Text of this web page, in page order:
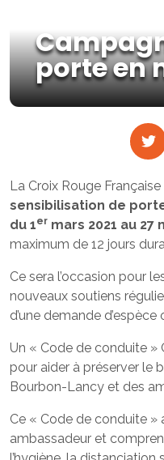
porte en
La Croix Rouge
sensibilisation de
du 1er mars 2021 au 27
maximum de 12 jours
Ce sera l’occasion pour
nouveaux soutiens
d’une demande
Un « Code de conduite »
pour aider à préserver le
Bourbon-Lancy et des
Ce « Code de conduite »
ambassadeur et